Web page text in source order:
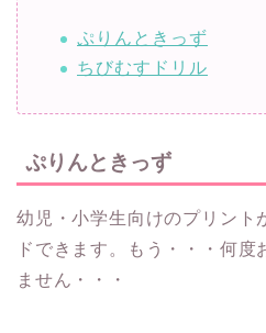
ぷりんときっず
ちびむすドリル
ぷりんときっず
幼児・小学生向けのプリント
ドできます。もう・・・何度
ません・・・